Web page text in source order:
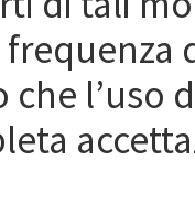
l’uso